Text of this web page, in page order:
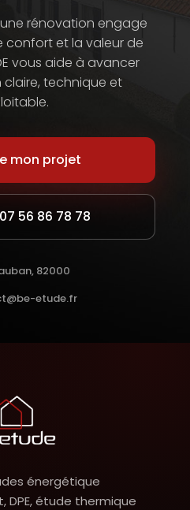
une rénovation engage
et la valeur de
vous aide à avancer
claire, technique et
mon projet
56 86 78 78
82000
etude.fr
énergétique
DPE, étude thermique